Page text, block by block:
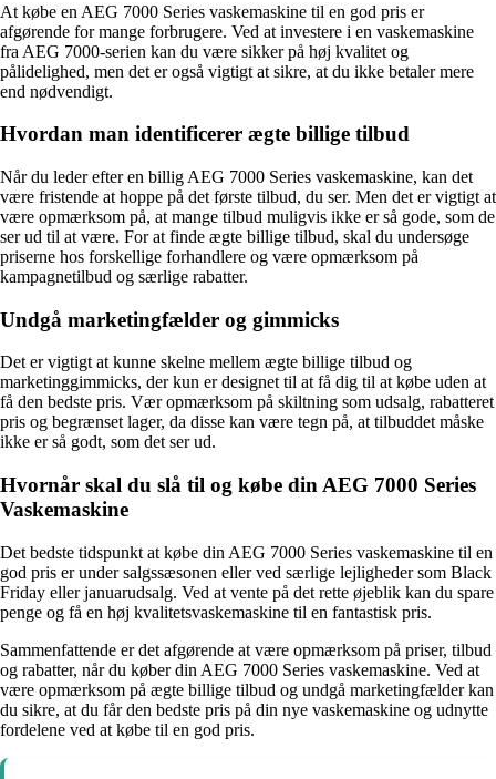
At købe en AEG 7000 Series vaskemaskine til en god pris er
afgørende for mange forbrugere. Ved at investere i en vaskemaskine
fra AEG 7000-serien kan du være sikker på høj kvalitet og
pålidelighed, men det er også vigtigt at sikre, at du ikke betaler mere
end nødvendigt.
Hvordan man identificerer ægte billige tilbud
Når du leder efter en billig AEG 7000 Series vaskemaskine, kan det
være fristende at hoppe på det første tilbud, du ser. Men det er vigtigt at
være opmærksom på, at mange tilbud muligvis ikke er så gode, som de
ser ud til at være. For at finde ægte billige tilbud, skal du undersøge
priserne hos forskellige forhandlere og være opmærksom på
kampagnetilbud og særlige rabatter.
Undgå marketingfælder og gimmicks
Det er vigtigt at kunne skelne mellem ægte billige tilbud og
marketinggimmicks, der kun er designet til at få dig til at købe uden at
få den bedste pris. Vær opmærksom på skiltning som udsalg, rabatteret
pris og begrænset lager, da disse kan være tegn på, at tilbuddet måske
ikke er så godt, som det ser ud.
Hvornår skal du slå til og købe din AEG 7000 Series
Vaskemaskine
Det bedste tidspunkt at købe din AEG 7000 Series vaskemaskine til en
god pris er under salgssæsonen eller ved særlige lejligheder som Black
Friday eller januarudsalg. Ved at vente på det rette øjeblik kan du spare
penge og få en høj kvalitetsvaskemaskine til en fantastisk pris.
Sammenfattende er det afgørende at være opmærksom på priser, tilbud
og rabatter, når du køber din AEG 7000 Series vaskemaskine. Ved at
være opmærksom på ægte billige tilbud og undgå marketingfælder kan
du sikre, at du får den bedste pris på din nye vaskemaskine og udnytte
fordelene ved at købe til en god pris.